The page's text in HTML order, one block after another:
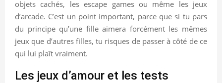
objets cachés, les escape games ou même les jeux
d’arcade. C’est un point important, parce que si tu pars
du principe qu’une fille aimera forcément les mêmes
jeux que d’autres filles, tu risques de passer à côté de ce
qui lui plaît vraiment.
Les jeux d’amour et les tests